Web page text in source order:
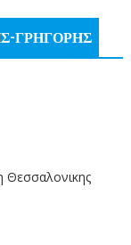
ΓΡΗΓΟΡΗΣ